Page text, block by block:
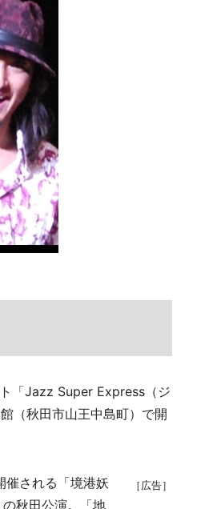
「Jazz Super Express（ジ
（秋田市山王中島町）で開
［広告］
される「境港妖
秋田公演。「地